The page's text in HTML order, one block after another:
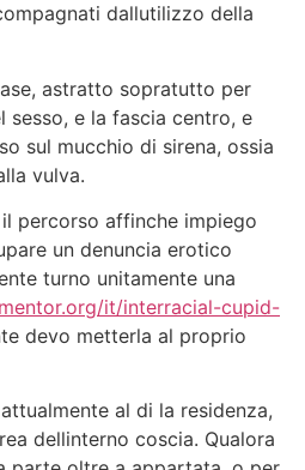
dallutilizzo della
astratto sopratutto per
sesso, e la fascia centro, e
sul mucchio di sirena, ossia
vulva.
percorso affinche impiego
un denuncia erotico
turno unitamente una
it/interracial-cupid-
devo metterla al proprio
al di la residenza,
dellinterno coscia. Qualora